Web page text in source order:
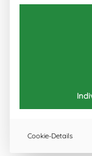
Wann? Am
Cookie-Details